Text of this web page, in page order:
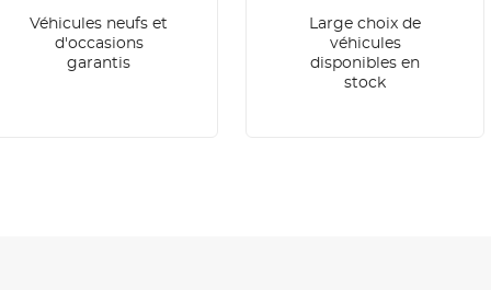
Véhicules neufs et
d'occasions
garantis
Large choix de
véhicules
disponibles en
stock